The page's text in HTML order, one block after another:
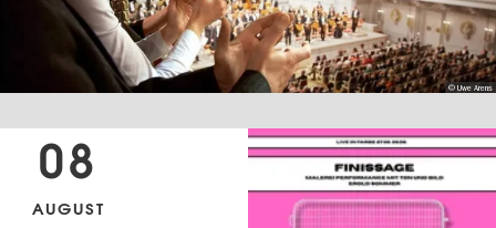
© Uwe Arens
08
AUGUST